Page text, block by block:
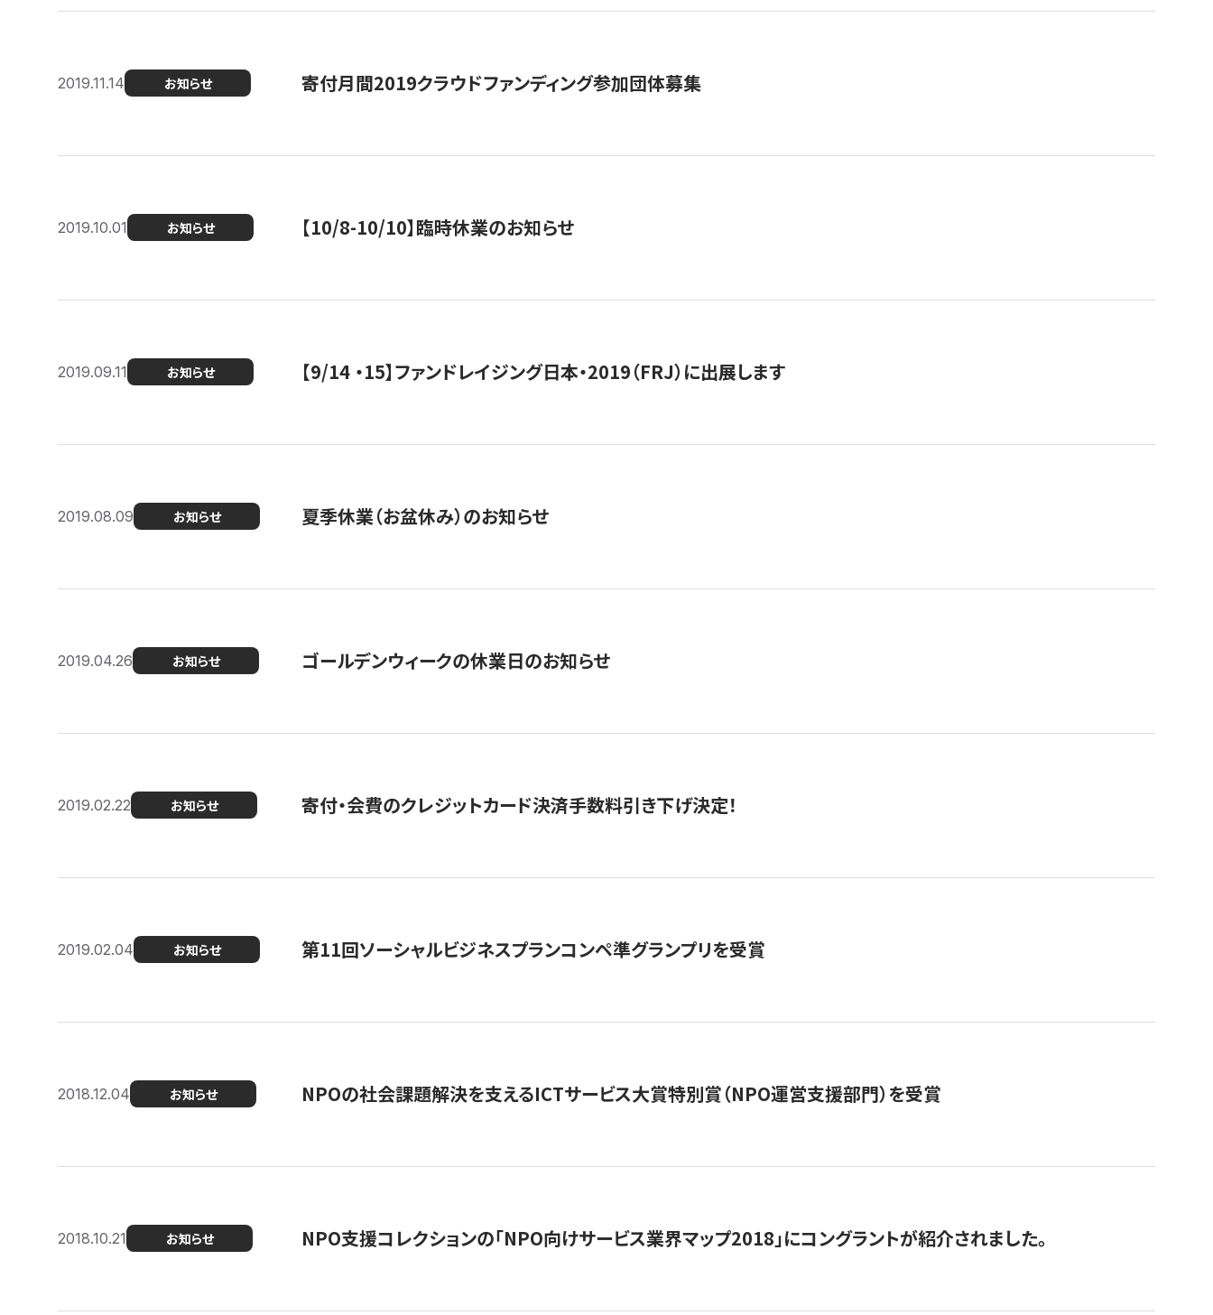
2019.11.14 お知らせ 寄付月間2019クラウドファンディング参加団体募集
2019.10.01 お知らせ 【10/8-10/10】臨時休業のお知らせ
2019.09.11 お知らせ 【9/14 ・15】ファンドレイジング日本・2019（FRJ）に出展します
2019.08.09 お知らせ 夏季休業（お盆休み）のお知らせ
2019.04.26 お知らせ ゴールデンウィークの休業日のお知らせ
2019.02.22 お知らせ 寄付・会費のクレジットカード決済手数料引き下げ決定！
2019.02.04 お知らせ 第11回ソーシャルビジネスプランコンペ準グランプリを受賞
2018.12.04 お知らせ NPOの社会課題解決を支えるICTサービス大賞特別賞（NPO運営支援部門）を受賞
2018.10.21 お知らせ NPO支援コレクションの「NPO向けサービス業界マップ2018」にコングラントが紹介されました。